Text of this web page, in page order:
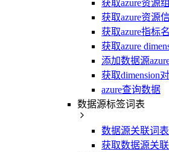
获取azure资源
获取azure资源
获取azure指标
获取azure
添加数据源
获取dimension
azure查询数据
数据源标签词表
数据源关联词表
获取数据源关